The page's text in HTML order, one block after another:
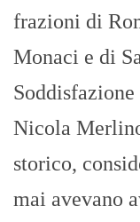
frazioni di
Monaci e di
Soddisfazione
Nicola
storico,
mai avevano